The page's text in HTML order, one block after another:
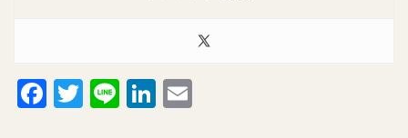
Facebook
Twitter
LineLinkedIn